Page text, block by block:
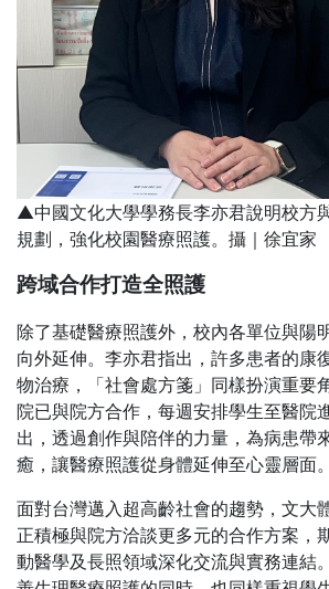
▲中國文化大學學務長李亦君說明校方
規劃，強化校園醫療照護。攝｜徐宜家
跨域合作打造全照護
除了基礎醫療照護外，校內各單位與陽
向外延伸。李亦君指出，許多患者的康
物治療，「社會處方箋」同樣扮演重要
院已與院方合作，每週安排學生至醫院
出，透過創作與陪伴的力量，為病患帶
癒，讓醫療照護從身體延伸至心靈層面。
面對台灣邁入超高齡社會的趨勢，文大
正積極與院方洽談更多元的合作方案，
動醫學及長照領域深化交流與實務連結